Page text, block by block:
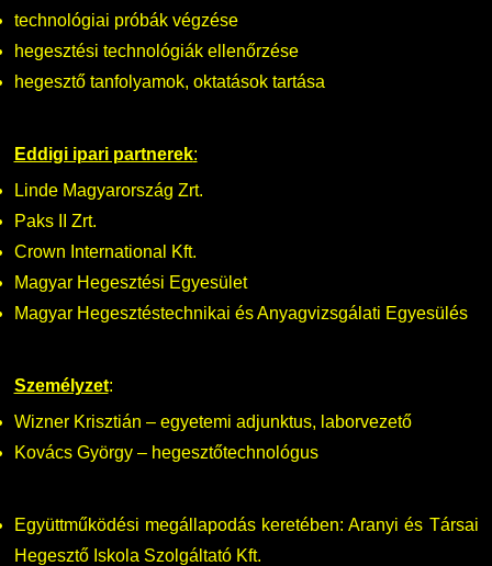
technológiai próbák végzése
hegesztési technológiák ellenőrzése
hegesztő tanfolyamok, oktatások tartása
Eddigi ipari partnerek:
Linde Magyarország Zrt.
Paks II Zrt.
Crown International Kft.
Magyar Hegesztési Egyesület
Magyar Hegesztéstechnikai és Anyagvizsgálati Egyesülés
Személyzet:
Wizner Krisztián – egyetemi adjunktus, laborvezető
Kovács György – hegesztőtechnológus
Együttműködési megállapodás keretében: Aranyi és Társai
Hegesztő Iskola Szolgáltató Kft.